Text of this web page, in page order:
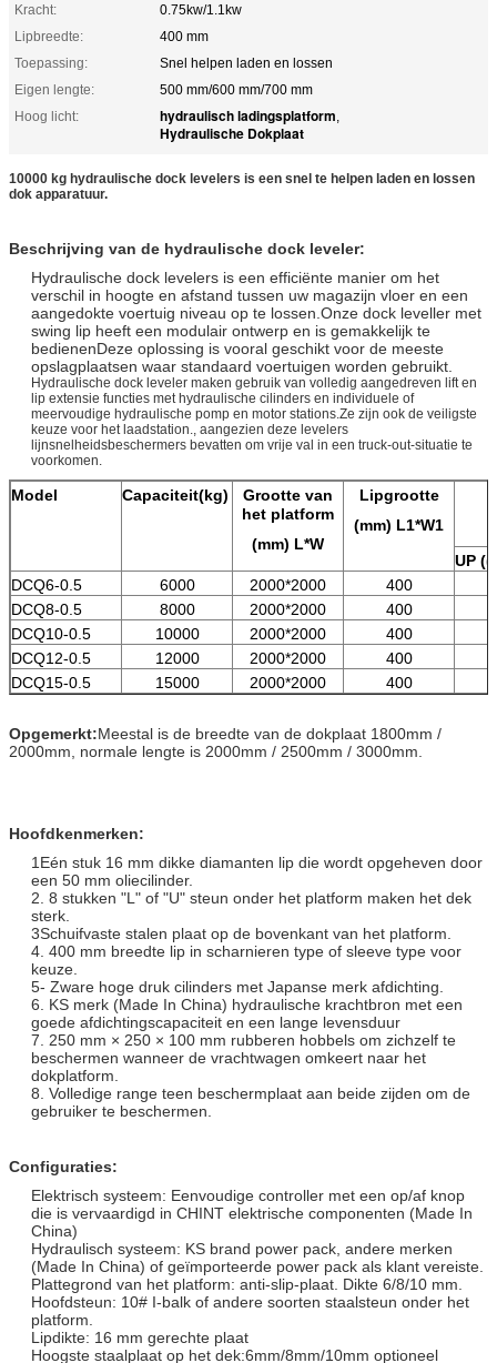
Kracht:
0.75kw/1.1kw
Lipbreedte:
400 mm
Toepassing:
Snel helpen laden en lossen
Eigen lengte:
500 mm/600 mm/700 mm
Hoog licht:
hydraulisch ladingsplatform,
Hydraulische Dokplaat
10000 kg hydraulische dock levelers is een snel te helpen laden en lossen
dok apparatuur.
Beschrijving van de hydraulische dock leveler:
Hydraulische dock levelers is een efficiënte manier om het
verschil in hoogte en afstand tussen uw magazijn vloer en een
aangedokte voertuig niveau op te lossen.Onze dock leveller met
swing lip heeft een modulair ontwerp en is gemakkelijk te
bedienenDeze oplossing is vooral geschikt voor de meeste
opslagplaatsen waar standaard voertuigen worden gebruikt.
Hydraulische dock leveler maken gebruik van volledig aangedreven lift en
lip extensie functies met hydraulische cilinders en individuele of
meervoudige hydraulische pomp en motor stations.Ze zijn ook de veiligste
keuze voor het laadstation., aangezien deze levelers
lijnsnelheidsbeschermers bevatten om vrije val in een truck-out-situatie te
voorkomen.
Model Capaciteit(kg)
Grootte van
het platform
(mm) L*W
Lipgrootte
(mm) L1*W1
UP
DCQ6-0.5
6000 2000*2000 400
DCQ8-0.5
8000 2000*2000 400
DCQ10-0.5
10000 2000*2000 400
DCQ12-0.5
12000 2000*2000 400
DCQ15-0.5
15000 2000*2000 400
Opgemerkt:Meestal is de breedte van de dokplaat 1800mm /
2000mm, normale lengte is 2000mm / 2500mm / 3000mm.
Hoofdkenmerken:
1Eén stuk 16 mm dikke diamanten lip die wordt opgeheven door
een 50 mm oliecilinder.
2. 8 stukken "L" of "U" steun onder het platform maken het dek
sterk.
3Schuifvaste stalen plaat op de bovenkant van het platform.
4. 400 mm breedte lip in scharnieren type of sleeve type voor
keuze.
5- Zware hoge druk cilinders met Japanse merk afdichting.
6. KS merk (Made In China) hydraulische krachtbron met een
goede afdichtingscapaciteit en een lange levensduur
7. 250 mm × 250 × 100 mm rubberen hobbels om zichzelf te
beschermen wanneer de vrachtwagen omkeert naar het
dokplatform.
8. Volledige range teen beschermplaat aan beide zijden om de
gebruiker te beschermen.
Configuraties:
Elektrisch systeem: Eenvoudige controller met een op/af knop
die is vervaardigd in CHINT elektrische componenten (Made In
China)
Hydraulisch systeem: KS brand power pack, andere merken
(Made In China) of geïmporteerde power pack als klant vereiste.
Plattegrond van het platform: anti-slip-plaat. Dikte 6/8/10 mm.
Hoofdsteun: 10# I-balk of andere soorten staalsteun onder het
platform.
Lipdikte: 16 mm gerechte plaat
Hoogste staalplaat op het dek:6mm/8mm/10mm optioneel